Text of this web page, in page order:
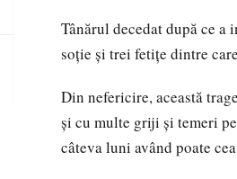
Tânărul decedat după ce a
soție și trei fetițe dintre
Din nefericire, această
și cu multe griji și temeri
câteva luni având poate